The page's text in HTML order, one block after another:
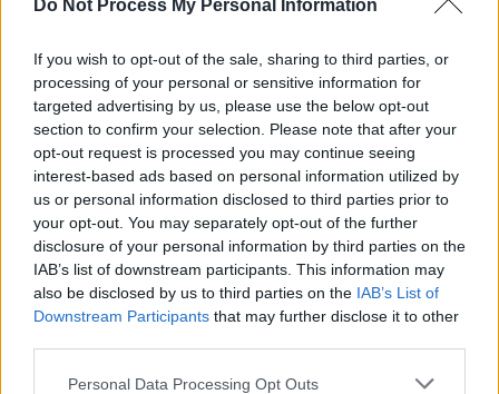
Do Not Process My Personal Information
If you wish to opt-out of the sale, sharing to third parties, or
processing of your personal or sensitive information for
targeted advertising by us, please use the below opt-out
section to confirm your selection. Please note that after your
opt-out request is processed you may continue seeing
interest-based ads based on personal information utilized by
us or personal information disclosed to third parties prior to
your opt-out. You may separately opt-out of the further
disclosure of your personal information by third parties on the
IAB’s list of downstream participants. This information may
also be disclosed by us to third parties on the IAB’s List of
Downstream Participants that may further disclose it to other
Personal Data Processing Opt Outs
24 de ore
20.57 Ortodoxia nucleară a lui Kirill
19.06 A doua operațiune obscenă a DIICOT în această
vară, după ”cazul...
08.18 Ne-au furat străinii Dunărea!